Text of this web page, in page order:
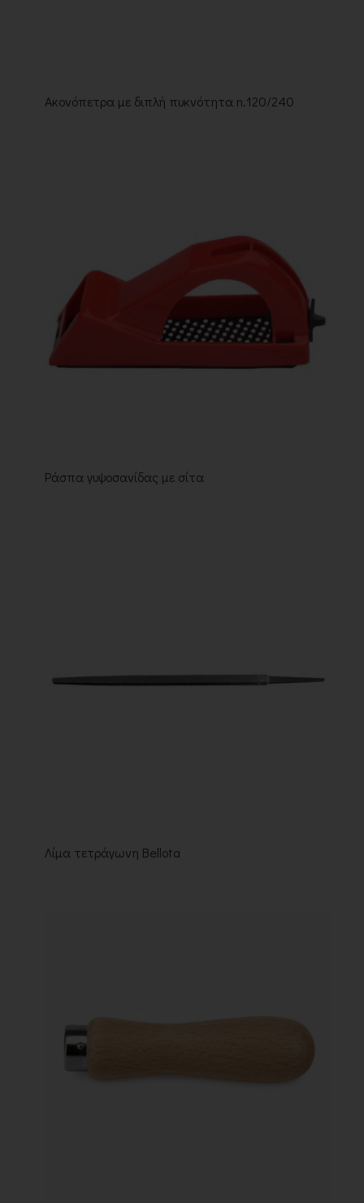
Ακονόπετρα με διπλή πυκνότητα n.120/240
Ράσπα γυψοσανίδας με σίτα
Λίμα τετράγωνη Bellota